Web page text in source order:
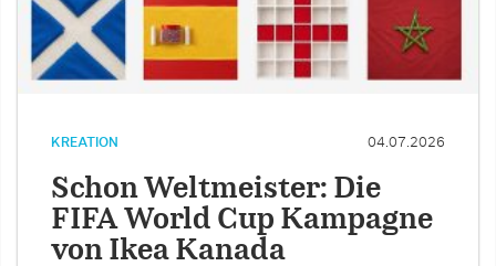
KREATION 04.07.2026
Schon Weltmeister: Die
FIFA World Cup Kampagne
von Ikea Kanada